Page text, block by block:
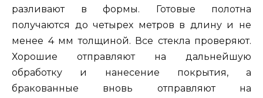
разливают в формы. Готовые полотна
получаются до четырех метров в длину и не
менее 4 мм толщиной. Все стекла проверяют.
Хорошие отправляют на дальнейшую
обработку и нанесение покрытия, а
бракованные вновь отправляют на